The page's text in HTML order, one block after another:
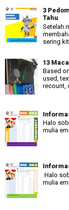
3
Tahu
Setelah
sering
13
Based
used,
recount,
Halo
mulia
Halo
mulia